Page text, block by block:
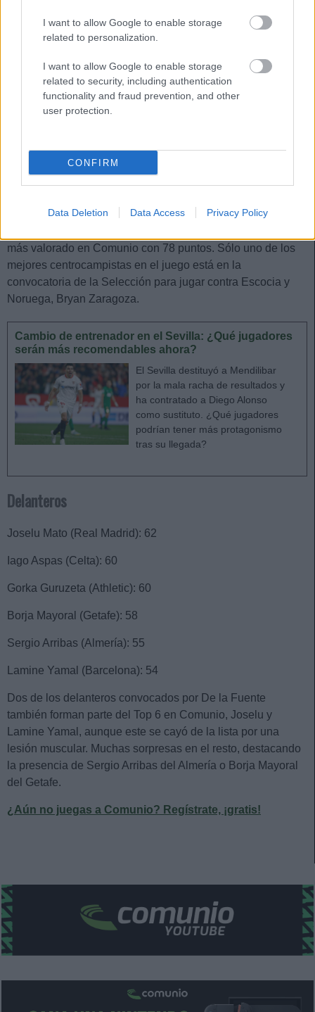
I want to allow Google to enable storage
related to personalization.
I want to allow Google to enable storage
related to security, including authentication
functionality and fraud prevention, and other
user protection.
CONFIRM
Data Deletion Data Access Privacy Policy
Bryan Zaragoza (Granada): 70
Samu Sáiz (Sivasspor): 68
Jonathan Viera (Las Palmas): 65
Álvaro García (Rayo): 61
Brais Méndez (Real Sociedad): 60
Javi Guerra (Valencia): 59
más valorado en Comunio con 78 puntos. Sólo uno de los
mejores centrocampistas en el juego está en la
convocatoria de la Selección para jugar contra Escocia y
Noruega, Bryan Zaragoza.
Cambio de entrenador en el Sevilla: ¿Qué jugadores
serán más recomendables ahora?
El Sevilla destituyó a Mendilibar
por la mala racha de resultados y
ha contratado a Diego Alonso
como sustituto. ¿Qué jugadores
podrían tener más protagonismo
tras su llegada?
Delanteros
Joselu Mato (Real Madrid): 62
Iago Aspas (Celta): 60
Gorka Guruzeta (Athletic): 60
Borja Mayoral (Getafe): 58
Sergio Arribas (Almería): 55
Lamine Yamal (Barcelona): 54
Dos de los delanteros convocados por De la Fuente
también forman parte del Top 6 en Comunio, Joselu y
Lamine Yamal, aunque este se cayó de la lista por una
lesión muscular. Muchas sorpresas en el resto, destacando
la presencia de Sergio Arribas del Almería o Borja Mayoral
del Getafe.
¿Aún no juegas a Comunio? Regístrate, ¡gratis!